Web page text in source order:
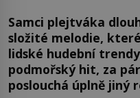
Samci plejtváka
složité melodie,
lidské hudební
podmořský hit, za
poslouchá úplně jiný